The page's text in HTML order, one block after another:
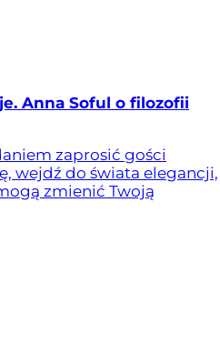
Anna Soful o filozofii
zaprosić gości
wejdź do świata elegancji,
zmienić Twoją